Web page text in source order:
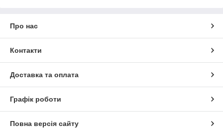
Про нас
Контакти
Доставка та оплата
Графік роботи
Повна версія сайту